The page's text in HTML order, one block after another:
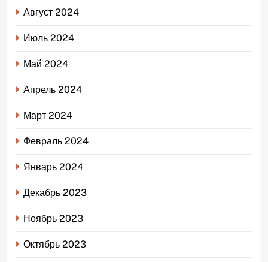
Август 2024
Июль 2024
Май 2024
Апрель 2024
Март 2024
Февраль 2024
Январь 2024
Декабрь 2023
Ноябрь 2023
Октябрь 2023